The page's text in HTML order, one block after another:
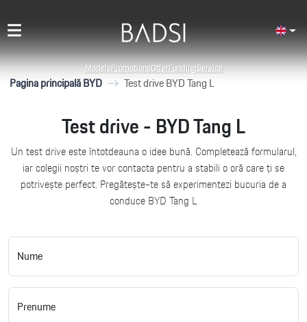
ModelsPromotionsOfferFundingService
Pagina principală BYD Test drive BYD Tang L
Test drive - BYD Tang L
Un test drive este întotdeauna o idee bună. Completează formularul,
iar colegii noștri te vor contacta pentru a stabili o oră care ți se
potrivește perfect. Pregătește-te să experimentezi bucuria de a
conduce BYD Tang L
Nume
Prenume